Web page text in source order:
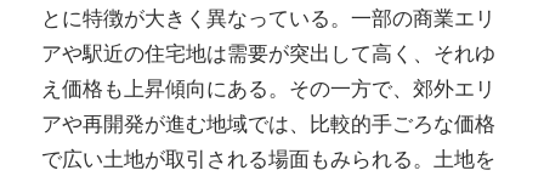
とに特徴が大きく異なっている。一部の商業エリ
アや駅近の住宅地は需要が突出して高く、それゆ
え価格も上昇傾向にある。その一方で、郊外エリ
アや再開発が進む地域では、比較的手ごろな価格
で広い土地が取引される場面もみられる。土地を